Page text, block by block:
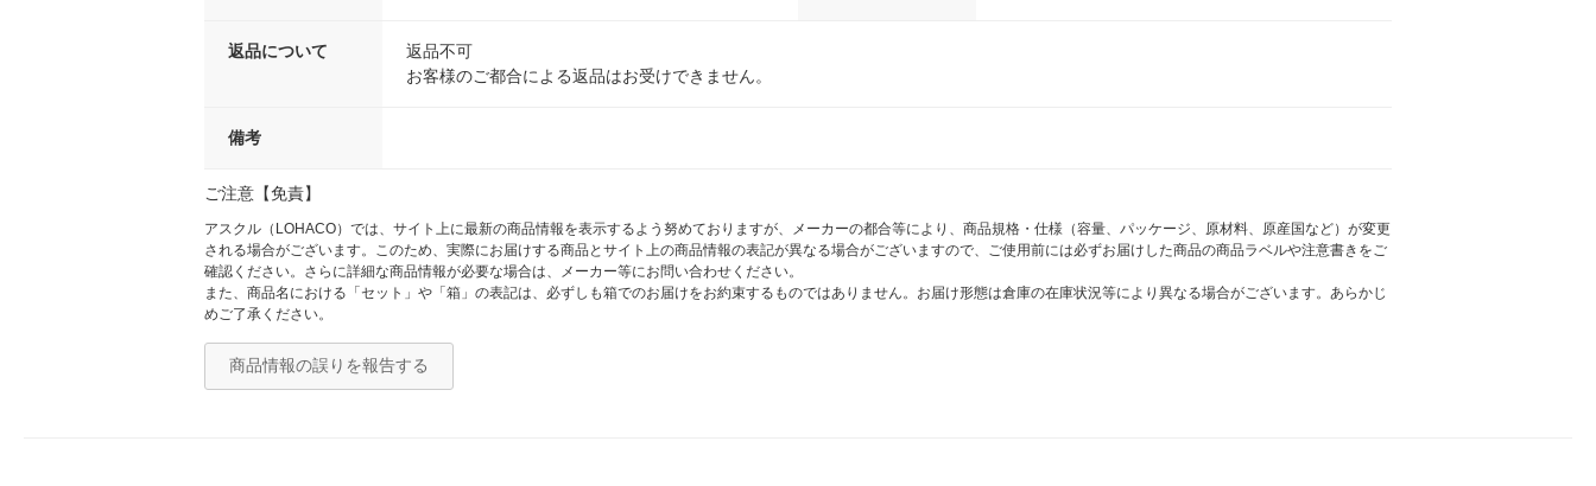
返品について
返品不可
お客様のご都合による返品はお受けできません。
備考
ご注意【免責】
アスクル（LOHACO）では、サイト上に最新の商品情報を表示するよう努めておりますが、メーカーの都合等により、商品規格・仕様（容量、パッケージ、原材料、原産国など）が変更
される場合がございます。このため、実際にお届けする商品とサイト上の商品情報の表記が異なる場合がございますので、ご使用前には必ずお届けした商品の商品ラベルや注意書きをご
確認ください。さらに詳細な商品情報が必要な場合は、メーカー等にお問い合わせください。
また、商品名における「セット」や「箱」の表記は、必ずしも箱でのお届けをお約束するものではありません。お届け形態は倉庫の在庫状況等により異なる場合がございます。あらかじ
めご了承ください。
商品情報の誤りを報告する